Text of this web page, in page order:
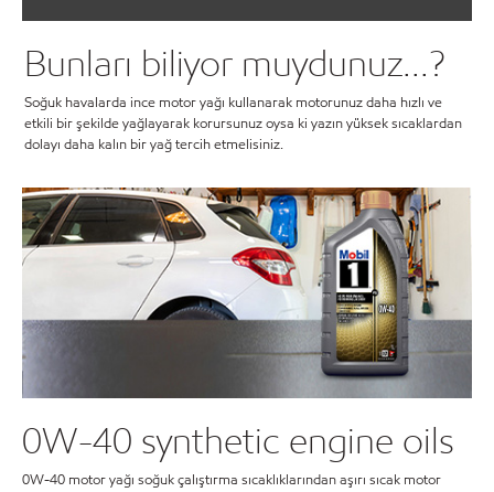
Bunları biliyor muydunuz...?
Soğuk havalarda ince motor yağı kullanarak motorunuz daha hızlı ve
etkili bir şekilde yağlayarak korursunuz oysa ki yazın yüksek sıcaklardan
dolayı daha kalın bir yağ tercih etmelisiniz.
0W-40 synthetic engine oils
0W-40 motor yağı soğuk çalıştırma sıcaklıklarından aşırı sıcak motor